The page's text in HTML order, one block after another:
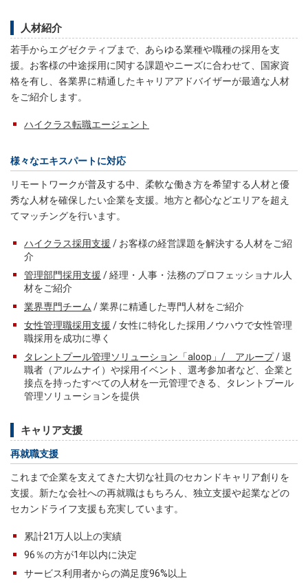
人材紹介
若手からエグゼクティブまで、あらゆる業種や職種の採用を支
援。お客様の中途採用に関する課題やニーズに合わせて、国家資
格を有し、各業界に精通したキャリアアドバイザーが最適な人材
をご紹介します。
ハイクラス転職エージェント
様々なエキスパートに対応
リモートワークが普及する中、柔軟な働き方を希望する人材と優
秀な人材を確保したい企業を支援。地方と都心などエリアを超え
てマッチングを行います。
ハイクラス採用支援 / お客様の経営課題を解決する人材をご紹
介
管理部門採用支援 / 経理・人事・法務のプロフェッショナル人
材をご紹介
業界専門チーム / 業界に精通した専門人材をご紹介
女性管理職採用支援 / 女性に特化した採用ノウハウで女性管理
職採用を成功に導く
タレントプール管理ソリューション「aloop」/ アループ/ 退
職者（アルムナイ）や採用イベント、選考参加者など、企業と
接点を持ったすべての人材を一元管理できる、タレントプール
管理ソリューションを提供
キャリア支援
再就職支援
これまで企業を支えてきた大切な社員のセカンドキャリア創りを
支援。新たな会社への再就職はもちろん、独立支援や起業などの
セカンドライフ支援も充実しています。
累計21万人以上の実績
96％の方が1年以内に決定
サービス利用者からの満足度96%以上